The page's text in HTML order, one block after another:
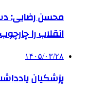
محسن رضایی:
انقلاب را
۱۴۰۵/۰۳/۲۸
پزشکیان